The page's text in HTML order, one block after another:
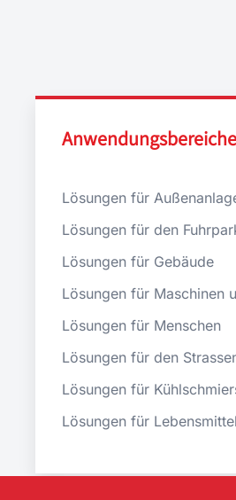
Anwendungsbereiche
Lösungen für
Lösungen für den
Lösungen für Gebäude
Lösungen für Maschinen
Lösungen für Menschen
Lösungen für den
Lösungen für
Lösungen für Lebensmittel